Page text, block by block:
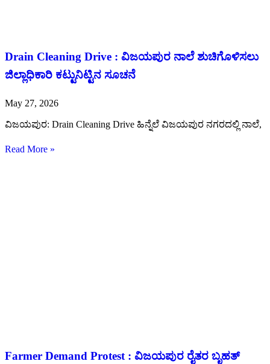
Drain Cleaning Drive : ವಿಜಯಪುರ ನಾಲೆ ಶುಚಿಗೊಳಿಸಲು
ಜಿಲ್ಲಾಧಿಕಾರಿ ಕಟ್ಟುನಿಟ್ಟಿನ ಸೂಚನೆ
May 27, 2026
ವಿಜಯಪುರ: Drain Cleaning Drive ಹಿನ್ನೆಲೆ ವಿಜಯಪುರ ನಗರದಲ್ಲಿ ನಾಲೆ,
Read More »
Farmer Demand Protest : ವಿಜಯಪುರ ರೈತರ ಬೃಹತ್